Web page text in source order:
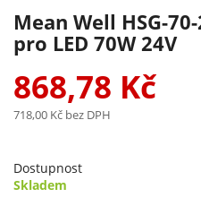
Mean Well HSG-
pro LED 70W 24V
868,78 Kč
718,00 Kč bez DPH
Dostupnost
Skladem